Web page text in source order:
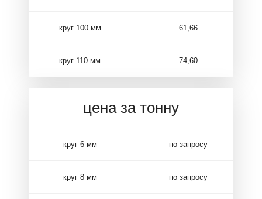
круг 100 мм 61,66
круг 110 мм 74,60
цена за тонну
круг 6 мм по запросу
круг 8 мм по запросу